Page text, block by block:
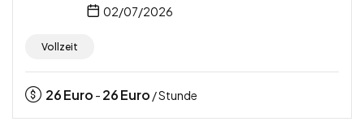
02/07/2026
Vollzeit
26Euro - 26Euro / Stunde